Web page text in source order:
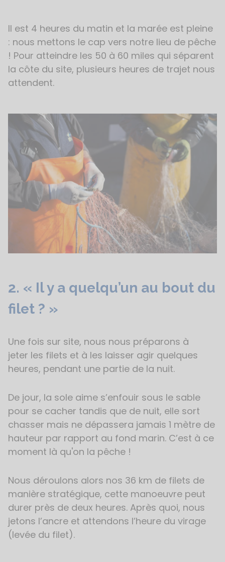
Il est 4 heures du matin et la marée est pleine
: nous mettons le cap vers notre lieu de pêche
! Pour atteindre les 50 à 60 miles qui séparent
la côte du site, plusieurs heures de trajet nous
attendent.
2. « Il y a quelqu’un au bout du
filet ? »
Une fois sur site, nous nous préparons à
jeter les filets et à les laisser agir quelques
heures, pendant une partie de la nuit.
De jour, la sole aime s’enfouir sous le sable
pour se cacher tandis que de nuit, elle sort
chasser mais ne dépassera jamais 1 mètre de
hauteur par rapport au fond marin. C’est à ce
moment là qu'on la pêche !
Nous déroulons alors nos 36 km de filets de
manière stratégique, cette manoeuvre peut
durer près de deux heures. Après quoi, nous
jetons l’ancre et attendons l’heure du virage
(levée du filet).